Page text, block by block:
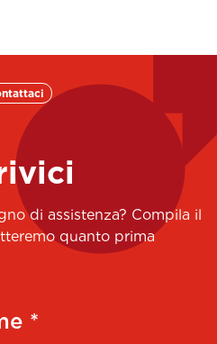
di assistenza? Compila il
quanto prima
*